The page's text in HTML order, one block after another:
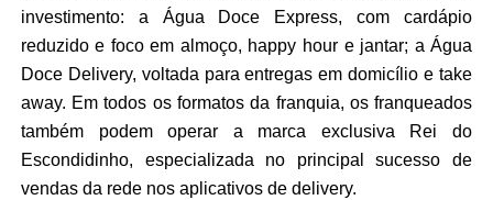
investimento: a Água Doce Express, com cardápio
reduzido e foco em almoço, happy hour e jantar; a Água
Doce Delivery, voltada para entregas em domicílio e take
away. Em todos os formatos da franquia, os franqueados
também podem operar a marca exclusiva Rei do
Escondidinho, especializada no principal sucesso de
vendas da rede nos aplicativos de delivery.